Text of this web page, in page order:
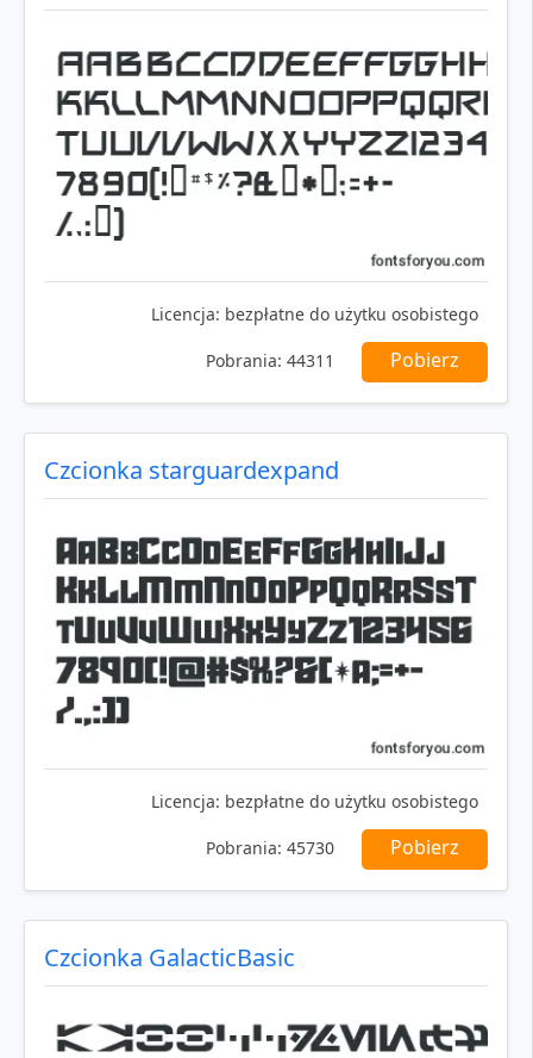
Licencja: bezpłatne do użytku osobistego
Pobrania: 44311 Pobierz
Czcionka starguardexpand
Licencja: bezpłatne do użytku osobistego
Pobrania: 45730 Pobierz
Czcionka GalacticBasic